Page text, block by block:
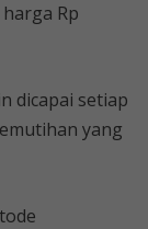
Rp
dicapai setiap
yang